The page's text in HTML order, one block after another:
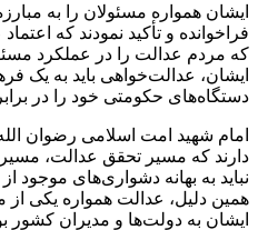
ایشان همواره مسئولان را به
فراخوانده و تأکید نمودند که
که مردم عدالت را در عملکرد
ایشان، عدالت‌خواهی باید به یک
دستگاه‌های حکومتی خود را در
امام شهید امت اسلامی رضوان
دارند که مسیر تحقق عدالت،
نباید به بهانه دشواری‌های موجود
همین دلیل، عدالت همواره یکی
ایشان به دولت‌ها و مدیران کشور